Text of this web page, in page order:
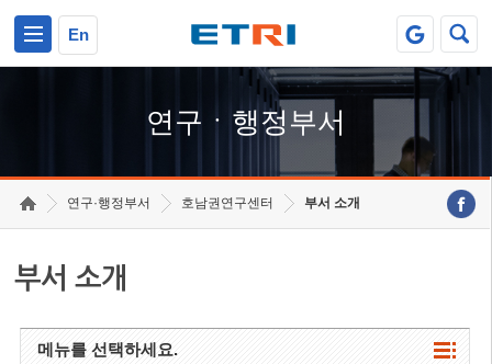
En
연구ㆍ행정부서
연구·행정부서 호남권연구센터 부서 소개
부서 소개
메뉴를 선택하세요.